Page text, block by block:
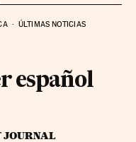
ÚLTIMAS NOTICIAS
español
JOURNAL